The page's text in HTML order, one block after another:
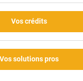
Vos crédits
Vos solutions pros